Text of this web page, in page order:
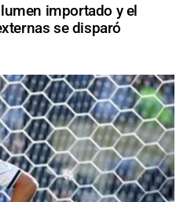
importado y el
se disparó